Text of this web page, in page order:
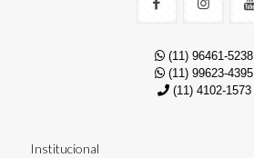
(11) 96461-5238
(11) 99623-4395
(11) 4102-1573
Institucional